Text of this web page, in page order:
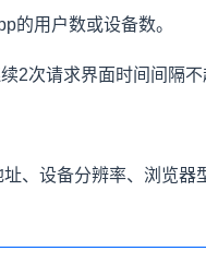
的用户数或设备数。
2次请求界面时间间隔
、设备分辨率、浏览器